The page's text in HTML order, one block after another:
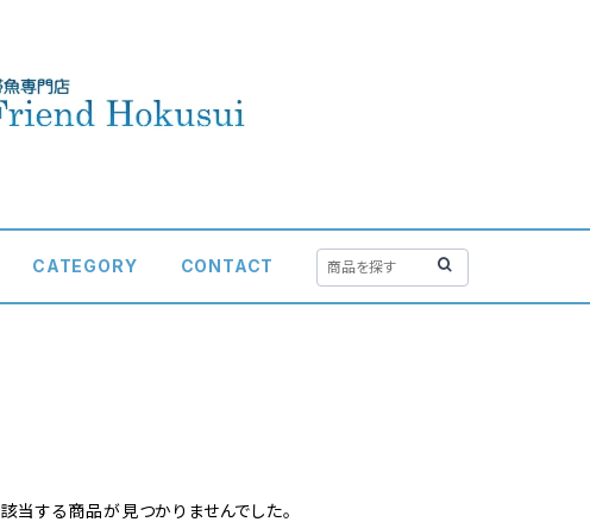
CATEGORY CONTACT
該当する商品が見つかりませんでした。